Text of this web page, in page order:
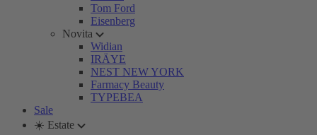
Tom Ford
Eisenberg
Novita
Widian
IRÄYE
NEST NEW YORK
Farmacy Beauty
TYPEBEA
Sale
☀️ Estate